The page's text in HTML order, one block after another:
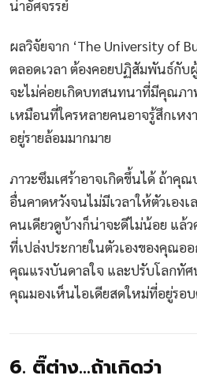
น่าอัศจรรย์
ผลวิจัยจาก ‘The University of
ตลอดเวลา ต้องคอยปฏิสัมพันธ์กั
จะไม่ค่อยเกิดบทสนทนาที่มีคุณภ
เหมือนที่ใครหลายคนอาจรู้สึกเหง
อยู่รายล้อมมากมาย
ภาวะซึมเศร้าอาจเกิดขึ้นได้ ถ้าคุ
อื่นคาดหวังจนไม่มีเวลาให้ตัวเอง
คนเดียวดูบ้างก็น่าจะดีไม่น้อย แล้
ที่เปล่งประกายในตัวเองของคุณอ
คุณแรงบันดาลใจ และปรับโลกทั
คุณมองเห็นไอเดียสดใหม่ที่อยู่รอบ
6. ติ๊ต่าง…ถ้าเกิดว่า